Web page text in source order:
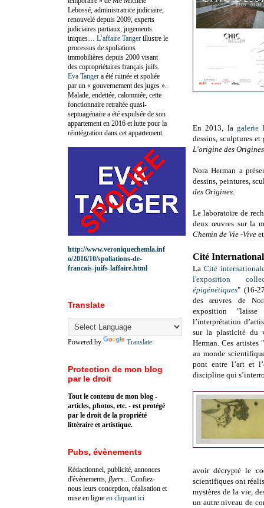
En 2013, la galerie
dessins, sculptures
L'origine des Origines
Nora Herman a
dessins, peintures,
des Origines.
Le laboratoire de
deux œuvres sur la
Chemin de Vie -Vive
Cité
La Cité
l'exposition
épigénétiques" (16-
des œuvres de
exposition
l’interprétation
sur la plasticité du
Herman. Ces artistes
au monde
pont entre l’art et
discipline qui
avoir décrypté le
scientifiques ont
mystères de la vie,
un autre niveau de
Lebossé, administratrice judiciaire,
renouvelé depuis 2009, experts
judiciaires partiaux, jugements
iniques… L’affaire Tanger illustre le
processus de spoliations
immobilières depuis 2000 visant
des copropriétaires français juifs.
Eva Tanger a été ruinée et spoliée
par un « gouvernement des juges ».
Malade, endettée, calomniée, cette
fonctionnaire retraitée quasi-
septuagénaire a été expulsée de son
appartement en 2016 et lutte pour la
réintégration dans cet appartement.
http://www.veroniquechemla.inf
o/2016/10/spoliations-de-
francais-juifs-laffaire.html
Translate
Powered by Translate
Protection de mon blog
par le droit
Tout le contenu de mon blog -
articles, photos, etc. - est protégé
par le droit de la propriété
littéraire et artistique.
Pubs, évènements
Rédactionnel, publicité, annonces
d'évènements, flyers ... Confiez-
nous leurs conception, réalisation et
mise en ligne en cliquant ici